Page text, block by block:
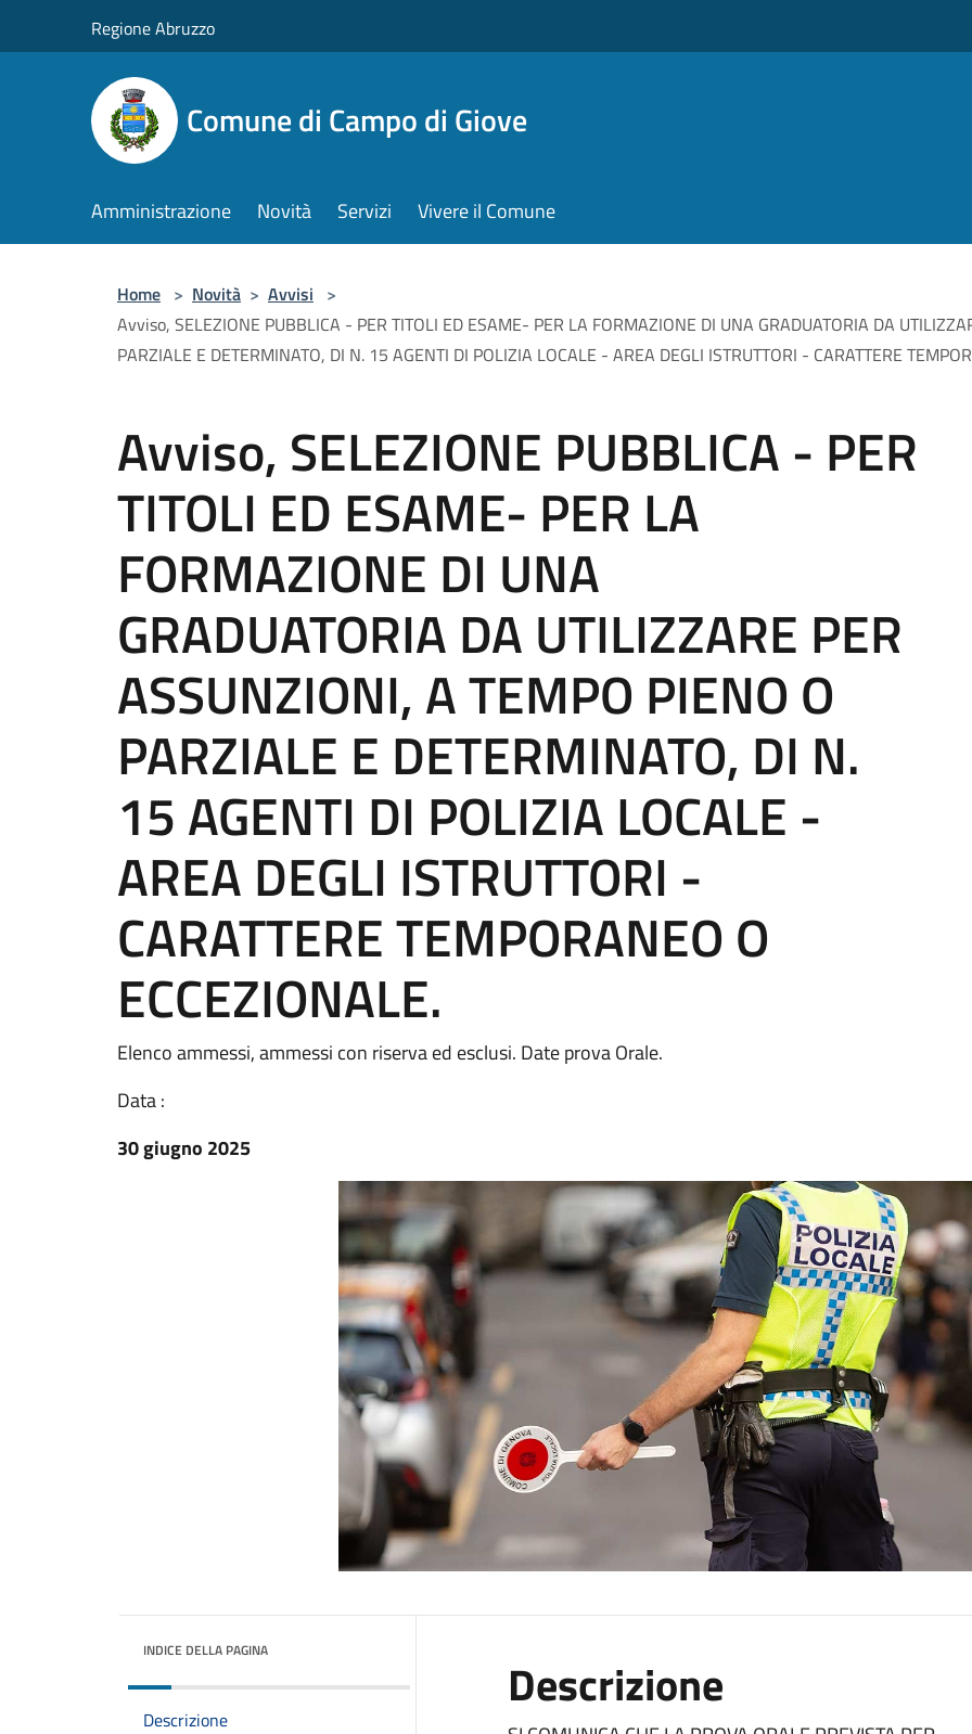
Regione Abruzzo
Comune di Campo di Giove
Amministrazione Novità Servizi Vivere il Comune
Home > Novità > Avvisi >
Avviso, SELEZIONE PUBBLICA - PER TITOLI ED ESAME- PER LA FORMAZIONE DI UNA GRADUATORIA DA
PARZIALE E DETERMINATO, DI N. 15 AGENTI DI POLIZIA LOCALE - AREA DEGLI ISTRUTTORI - CARATTERE
Avviso, SELEZIONE PUBBLICA - PER
TITOLI ED ESAME- PER LA
FORMAZIONE DI UNA
GRADUATORIA DA UTILIZZARE PER
ASSUNZIONI, A TEMPO PIENO O
PARZIALE E DETERMINATO, DI N.
15 AGENTI DI POLIZIA LOCALE -
AREA DEGLI ISTRUTTORI -
CARATTERE TEMPORANEO O
ECCEZIONALE.
Elenco ammessi, ammessi con riserva ed esclusi. Date prova Orale.
Data :
30 giugno 2025
INDICE DELLA PAGINA
Descrizione
Descrizione